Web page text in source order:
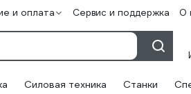
и оплата Сервис и поддержка О
Силовая техника Станки